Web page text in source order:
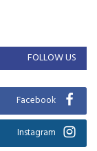
FOLLOW US
Facebook
Instagram